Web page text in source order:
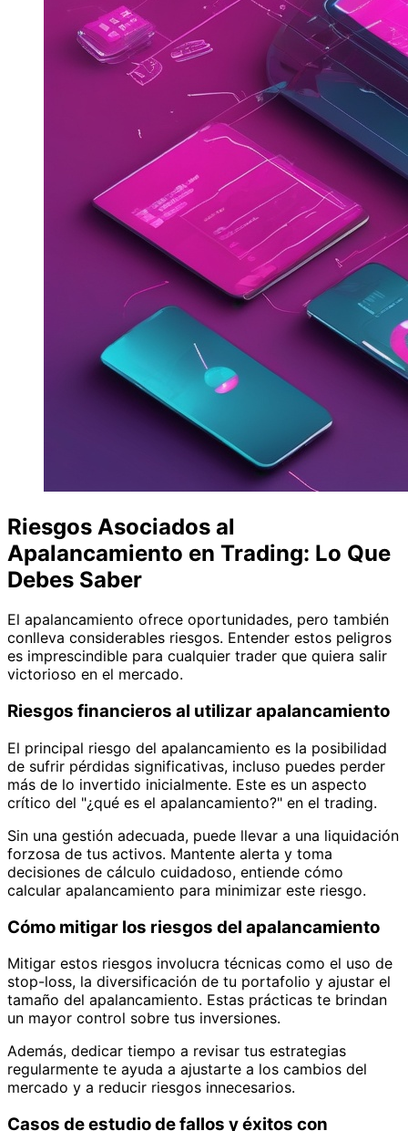
Riesgos Asociados al
Apalancamiento en Trading: Lo Que
Debes Saber
El apalancamiento ofrece oportunidades, pero también
conlleva considerables riesgos. Entender estos peligros
es imprescindible para cualquier trader que quiera salir
victorioso en el mercado.
Riesgos financieros al utilizar apalancamiento
El principal riesgo del apalancamiento es la posibilidad
de sufrir pérdidas significativas, incluso puedes perder
más de lo invertido inicialmente. Este es un aspecto
crítico del "¿qué es el apalancamiento?" en el trading.
Sin una gestión adecuada, puede llevar a una liquidación
forzosa de tus activos. Mantente alerta y toma
decisiones de cálculo cuidadoso, entiende cómo
calcular apalancamiento para minimizar este riesgo.
Cómo mitigar los riesgos del apalancamiento
Mitigar estos riesgos involucra técnicas como el uso de
stop-loss, la diversificación de tu portafolio y ajustar el
tamaño del apalancamiento. Estas prácticas te brindan
un mayor control sobre tus inversiones.
Además, dedicar tiempo a revisar tus estrategias
regularmente te ayuda a ajustarte a los cambios del
mercado y a reducir riesgos innecesarios.
Casos de estudio de fallos y éxitos con